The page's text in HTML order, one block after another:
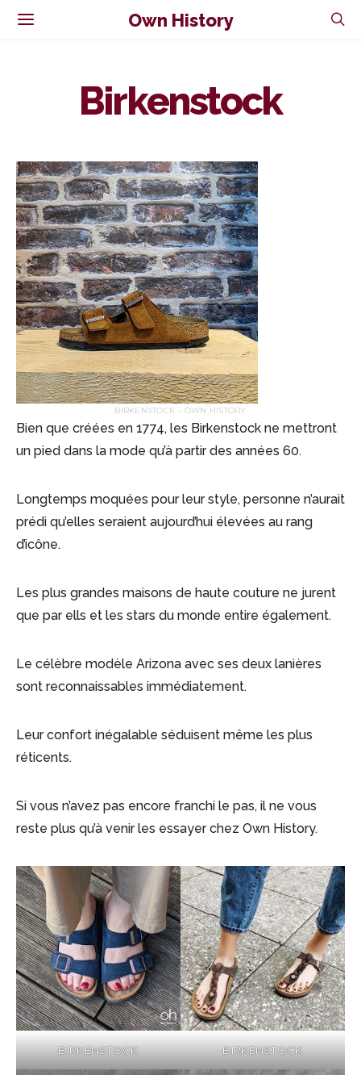
Own History
Birkenstock
BIRKENSTOCK – OWN HISTORY
Bien que créées en 1774, les Birkenstock ne mettront
un pied dans la mode qu’à partir des années 60.
Longtemps moquées pour leur style, personne n’aurait
prédi qu’elles seraient aujourd’hui élevées au rang
d’icône.
Les plus grandes maisons de haute couture ne jurent
que par ells et les stars du monde entire également.
Le célèbre modèle Arizona avec ses deux lanières
sont reconnaissables immédiatement.
Leur confort inégalable séduisent même les plus
réticents.
Si vous n’avez pas encore franchi le pas, il ne vous
reste plus qu’à venir les essayer chez Own History.
BIRKENSTOCK BIRKENSTOCK